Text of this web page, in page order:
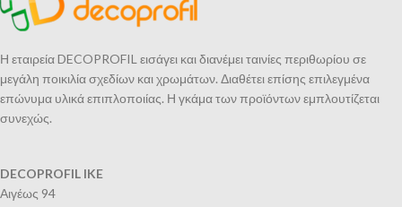
Η εταιρεία DECOPROFIL εισάγει και διανέμει ταινίες περιθωρίου σε
μεγάλη ποικιλία σχεδίων και χρωμάτων. Διαθέτει επίσης επιλεγμένα
επώνυμα υλικά επιπλοποιίας. Η γκάμα των προϊόντων εμπλουτίζεται
συνεχώς.
DECOPROFIL IKE
Αιγέως 94